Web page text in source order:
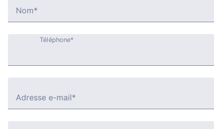
Nom*
Téléphone*
Adresse e-mail*